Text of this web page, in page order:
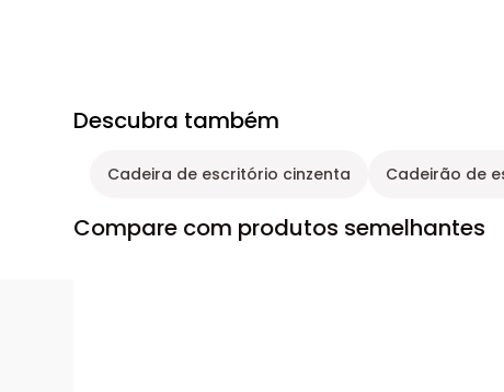
Descubra também
Cadeira de escritório cinzenta Cadeirão de
Compare com produtos semelhantes